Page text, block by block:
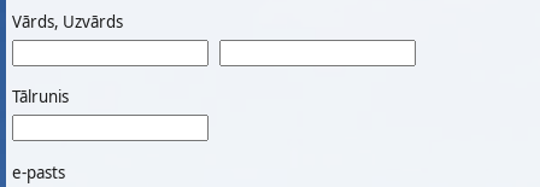
Vārds, Uzvārds
Tālrunis
e-pasts